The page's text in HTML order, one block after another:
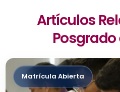
Artículos
Posgrado